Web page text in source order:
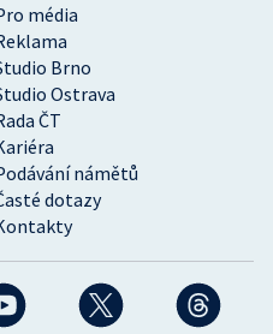
média
Brno
Ostrava
ČT
námětů
dotazy